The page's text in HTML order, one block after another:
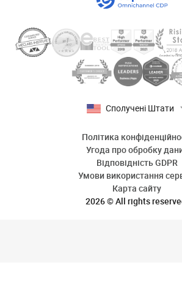
Сполучені Штати
2026 © All rights
Політика
Угода про обробку
Відповідність GDPR
Умови використання
Карта сайту